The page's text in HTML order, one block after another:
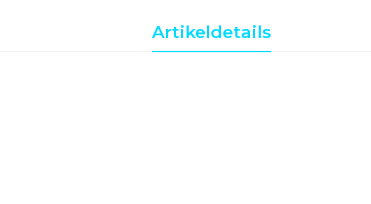
Artikeldetails